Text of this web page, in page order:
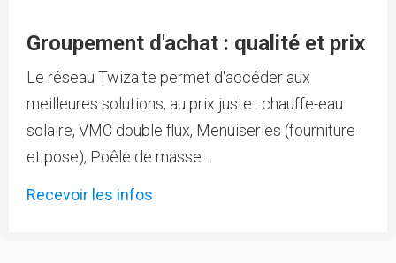
Groupement d'achat : qualité et prix
Le réseau Twiza te permet d'accéder aux
meilleures solutions, au prix juste : chauffe-eau
solaire, VMC double flux, Menuiseries (fourniture
et pose), Poêle de masse ...
Recevoir les infos